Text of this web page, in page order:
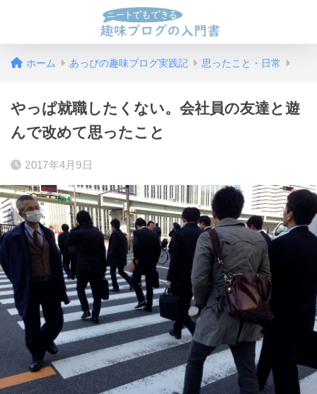
ホーム あっぴの趣味ブログ実践記 思ったこと・日常
やっぱ就職したくない。会社員の友達と遊
んで改めて思ったこと
2017年4月9日